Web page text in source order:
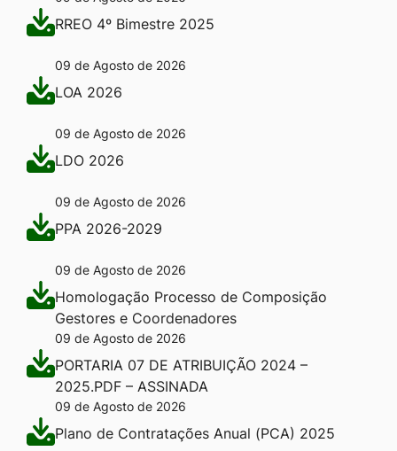
RREO 4º Bimestre 2025
09 de Agosto de 2026
LOA 2026
09 de Agosto de 2026
LDO 2026
09 de Agosto de 2026
PPA 2026-2029
09 de Agosto de 2026
Homologação Processo de Composição
Gestores e Coordenadores
09 de Agosto de 2026
PORTARIA 07 DE ATRIBUIÇÃO 2024 –
2025.PDF – ASSINADA
09 de Agosto de 2026
Plano de Contratações Anual (PCA) 2025